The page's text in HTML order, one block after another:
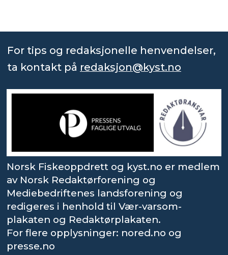
For tips og redaksjonelle henvendelser,
ta kontakt på redaksjon@kyst.no
Norsk Fiskeoppdrett og kyst.no er medlem
av Norsk Redaktørforening og
Mediebedriftenes landsforening og
redigeres i henhold til Vær-varsom-
plakaten og Redaktørplakaten.
For flere opplysninger: nored.no og
presse.no